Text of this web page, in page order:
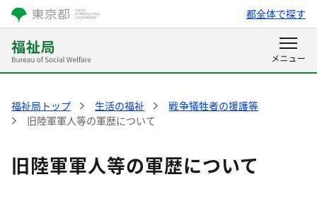
都全体で探す
福祉局トップ 生活の福祉
戦争犠牲者の援護等
旧陸軍軍人等の軍歴について
旧陸軍軍人等の軍歴について